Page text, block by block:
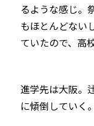
るような感じ。
もほとんどない
ていたので、高
進学先は大阪。
に傾倒していく。